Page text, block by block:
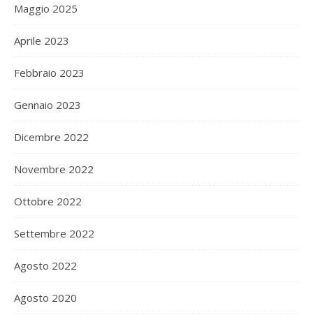
Maggio 2025
Aprile 2023
Febbraio 2023
Gennaio 2023
Dicembre 2022
Novembre 2022
Ottobre 2022
Settembre 2022
Agosto 2022
Agosto 2020